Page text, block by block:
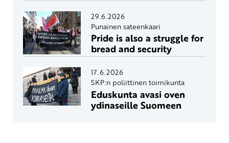
29.6.2026
Punainen sateenkaari
Pride is also a struggle for
bread and security
17.6.2026
SKP:n poliittinen toimikunta
Eduskunta avasi oven
ydinaseille Suomeen